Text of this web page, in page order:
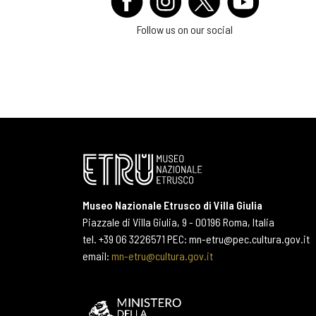
Follow us on our social
Museo Nazionale Etrusco di Villa Giulia
Piazzale di Villa Giulia, 9 - 00196 Roma, Italia
tel. +39 06 3226571 PEC: mn-etru@pec.cultura.gov.it
email: mn-etru@cultura.gov.it